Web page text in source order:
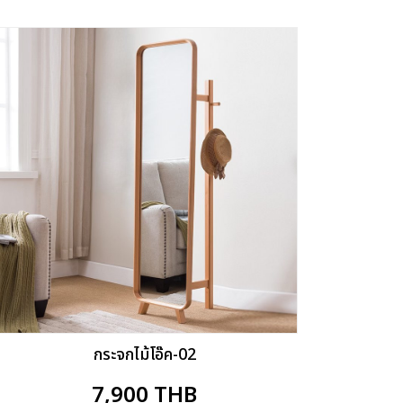
กระจกไม้โอ๊ค-02
7,900 THB